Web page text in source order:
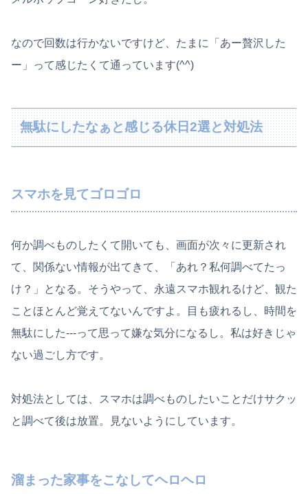
なので回数は行かないですけど、たまに「あー贅沢した
ー」って感じたくて通っています(^^)
無駄にしたなぁと感じる休日2選と対処法
スマホを見てゴロゴロ
何か調べものしたくて開いても、画面が次々に更新され
て、関係ない情報が出てきて、「あれ？私何調べてたっ
け？」となる。そうやって、永遠スマホ観れるけど、観た
ことほとんど覚えてないんですよ。目も疲れるし、時間を
無駄にした‐‐‐って思って嫌な気分になるし。私は好きじゃ
ない過ごし方です。
対処法としては、スマホは調べものしたいことだけサクッ
と調べて後は放置。見ないようにしています。
溜まった家事をこなしてヘロヘロ